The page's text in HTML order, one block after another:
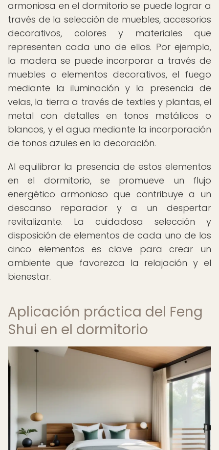
armoniosa en el dormitorio se puede lograr a
través de la selección de muebles, accesorios
decorativos, colores y materiales que
representen cada uno de ellos. Por ejemplo,
la madera se puede incorporar a través de
muebles o elementos decorativos, el fuego
mediante la iluminación y la presencia de
velas, la tierra a través de textiles y plantas, el
metal con detalles en tonos metálicos o
blancos, y el agua mediante la incorporación
de tonos azules en la decoración.
Al equilibrar la presencia de estos elementos
en el dormitorio, se promueve un flujo
energético armonioso que contribuye a un
descanso reparador y a un despertar
revitalizante. La cuidadosa selección y
disposición de elementos de cada uno de los
cinco elementos es clave para crear un
ambiente que favorezca la relajación y el
bienestar.
Aplicación práctica del Feng
Shui en el dormitorio